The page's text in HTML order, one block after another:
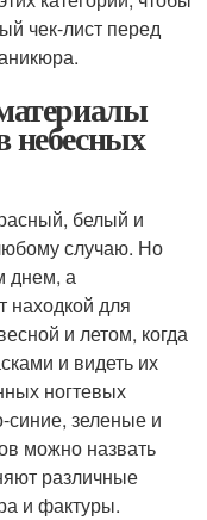
чек-лист перед
белый и
случаю. Но
днем, а
находкой для
и летом, когда
и видеть их
ногтевых
синие, зеленые и
можно назвать
различные
и фактуры.